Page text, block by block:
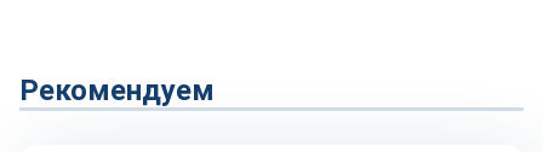
Рекомендуем
Репортаж